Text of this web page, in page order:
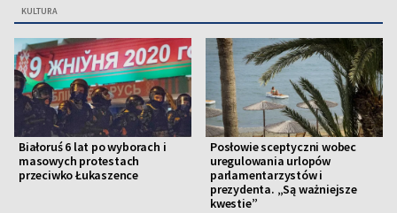
KULTURA
Białoruś 6 lat po wyborach i
masowych protestach
przeciwko Łukaszence
Posłowie sceptyczni wobec
uregulowania urlopów
parlamentarzystów i
prezydenta. „Są ważniejsze
kwestie”